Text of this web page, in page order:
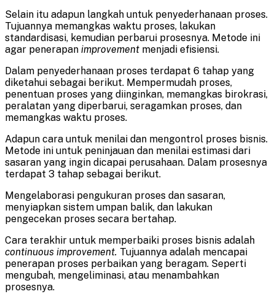
Selain itu adapun langkah untuk penyederhanaan proses.
Tujuannya memangkas waktu proses, lakukan
standardisasi, kemudian perbarui prosesnya. Metode ini
agar penerapan improvement menjadi efisiensi.
Dalam penyederhanaan proses terdapat 6 tahap yang
diketahui sebagai berikut. Mempermudah proses,
penentuan proses yang diinginkan, memangkas birokrasi,
peralatan yang diperbarui, seragamkan proses, dan
memangkas waktu proses.
Adapun cara untuk menilai dan mengontrol proses bisnis.
Metode ini untuk peninjauan dan menilai estimasi dari
sasaran yang ingin dicapai perusahaan. Dalam prosesnya
terdapat 3 tahap sebagai berikut.
Mengelaborasi pengukuran proses dan sasaran,
menyiapkan sistem umpan balik, dan lakukan
pengecekan proses secara bertahap.
Cara terakhir untuk memperbaiki proses bisnis adalah
continuous improvement. Tujuannya adalah mencapai
penerapan proses perbaikan yang beragam. Seperti
mengubah, mengeliminasi, atau menambahkan
prosesnya.